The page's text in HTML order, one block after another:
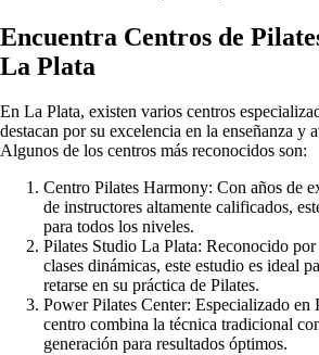
Encuentra Centros de
La Plata
En La Plata, existen varios centros
destacan por su excelencia en la enseñanza y
Algunos de los centros más reconocidos son:
Centro Pilates Harmony: Con años de
de instructores altamente calificados,
para todos los niveles.
Pilates Studio La Plata: Reconocido
clases dinámicas, este estudio es ideal
retarse en su práctica de Pilates.
Power Pilates Center: Especializado en
centro combina la técnica tradicional
generación para resultados óptimos.